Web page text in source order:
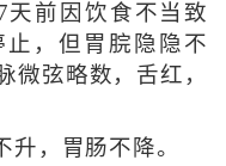
前因饮食不当致
，但胃脘隐隐不
微弦略数，舌红，
，胃肠不降。